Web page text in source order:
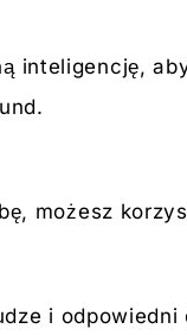
inteligencję,
możesz
i